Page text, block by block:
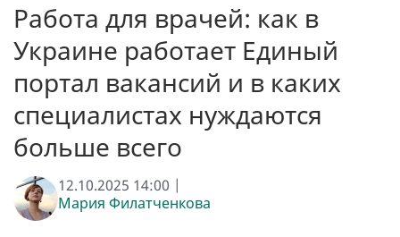
Работа для врачей: как в
Украине работает Единый
портал вакансий и в каких
специалистах нуждаются
больше всего
12.10.2025 14:00 |
Мария Филатченкова